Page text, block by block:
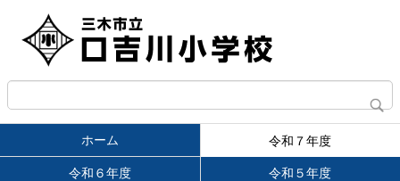
ホーム 令和７年度
令和６年度 令和５年度